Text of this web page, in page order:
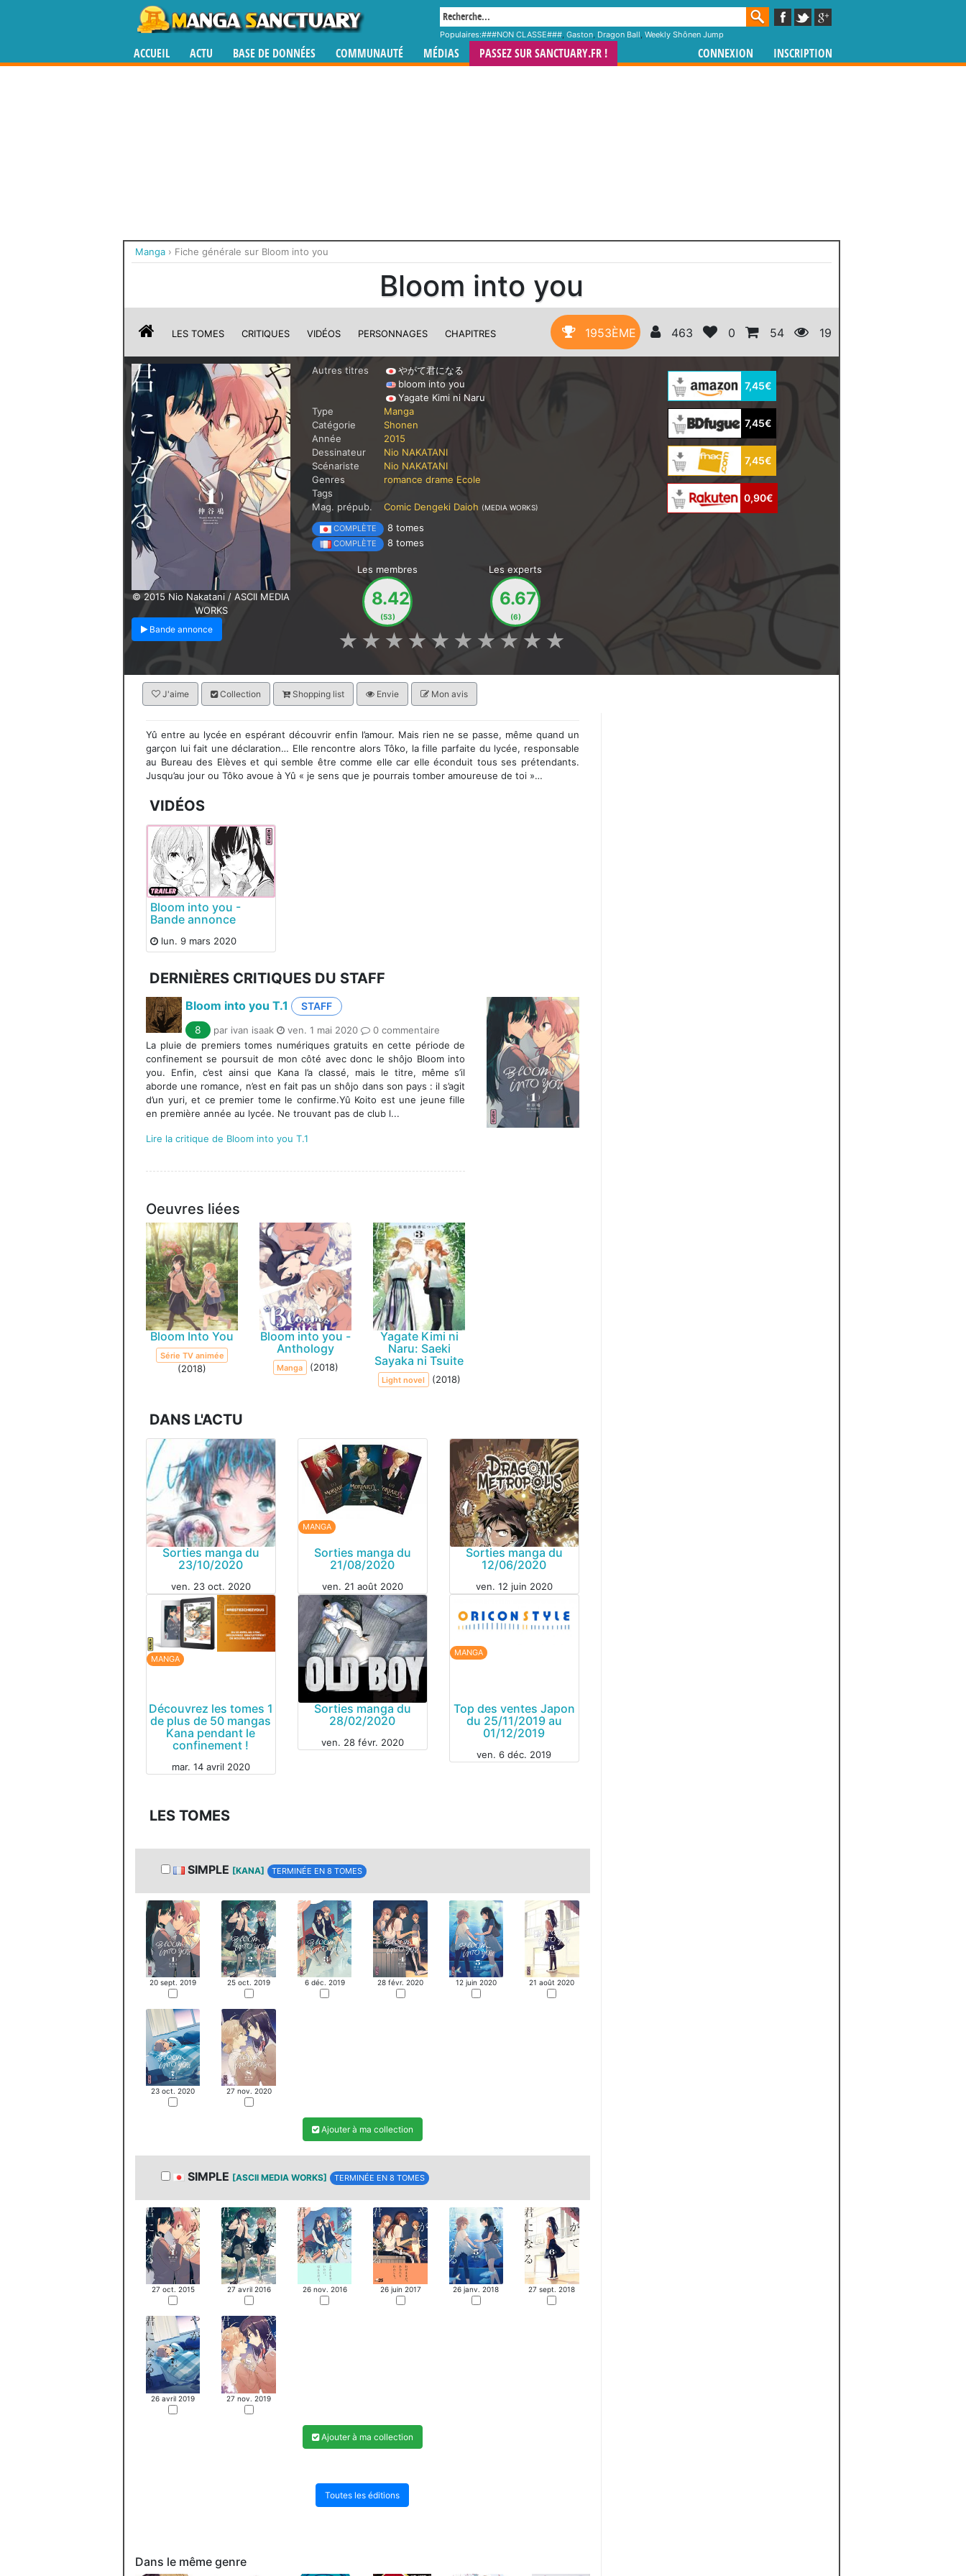
Populaires:###NON CLASSE###, Gaston, Dragon Ball, Weekly Shônen Jump
ACCUEIL ACTU BASE DE DONNÉES COMMUNAUTÉ MÉDIAS PASSEZ SUR SANCTUARY.FR ! CONNEXION INSCRIPTION
Manga › Fiche générale sur Bloom into you
Bloom into you
LES TOMES CRITIQUES VIDÉOS PERSONNAGES CHAPITRES 1953ÈME 463 0 54 19
© 2015 Nio Nakatani / ASCII MEDIA
WORKS
Bande annonce
Autres titres
やがて君になる
bloom into you
Yagate Kimi ni Naru
Type
Manga
Catégorie
Shonen
Année
2015
Dessinateur
Nio NAKATANI
Scénariste
Nio NAKATANI
Genres
romance drame Ecole
Tags
Mag. prépub.
Comic Dengeki Daioh (MEDIA WORKS)
COMPLÈTE 8 tomes
COMPLÈTE 8 tomes
Les membres
8.42
(53)
Les experts
6.67
(6)
★
★
★
★
★
★
★
★
★
★
7,45€
7,45€
7,45€
0,90€
J'aime Collection Shopping list Envie Mon avis
Yû entre au lycée en espérant découvrir enfin l’amour. Mais rien ne se passe, même quand un
garçon lui fait une déclaration… Elle rencontre alors Tôko, la fille parfaite du lycée, responsable
au Bureau des Elèves et qui semble être comme elle car elle éconduit tous ses prétendants.
Jusqu’au jour ou Tôko avoue à Yû « je sens que je pourrais tomber amoureuse de toi »…
VIDÉOS
Bloom into you -
Bande annonce
lun. 9 mars 2020
DERNIÈRES CRITIQUES DU STAFF
Bloom into you T.1
STAFF
8
par ivan isaak ven. 1 mai 2020
0 commentaire
La pluie de premiers tomes numériques gratuits en cette période de
confinement se poursuit de mon côté avec donc le shôjo Bloom into
you. Enfin, c’est ainsi que Kana l’a classé, mais le titre, même s’il
aborde une romance, n’est en fait pas un shôjo dans son pays : il s’agit
d’un yuri, et ce premier tome le confirme.Yû Koito est une jeune fille
en première année au lycée. Ne trouvant pas de club l...
Lire la critique de Bloom into you T.1
Oeuvres liées
Bloom Into You
Série TV animée
(2018)
Bloom into you -
Anthology
Manga (2018)
Yagate Kimi ni
Naru: Saeki
Sayaka ni Tsuite
Light novel (2018)
DANS L'ACTU
MANGA
Sorties manga du
23/10/2020
ven. 23 oct. 2020
MANGA
Sorties manga du
21/08/2020
ven. 21 août 2020
MANGA
Sorties manga du
12/06/2020
ven. 12 juin 2020
MANGA
Découvrez les tomes 1
de plus de 50 mangas
Kana pendant le
confinement !
mar. 14 avril 2020
Sorties manga du
28/02/2020
ven. 28 févr. 2020
MANGA
Top des ventes Japon
du 25/11/2019 au
01/12/2019
ven. 6 déc. 2019
LES TOMES
SIMPLE [KANA] TERMINÉE EN 8 TOMES
20 sept. 2019 25 oct. 2019 6 déc. 2019 28 févr. 2020 12 juin 2020 21 août 2020
23 oct. 2020 27 nov. 2020
Ajouter à ma collection
SIMPLE [ASCII MEDIA WORKS] TERMINÉE EN 8 TOMES
27 oct. 2015 27 avril 2016 26 nov. 2016 26 juin 2017 26 janv. 2018 27 sept. 2018
26 avril 2019 27 nov. 2019
Ajouter à ma collection
Toutes les éditions
Dans le même genre